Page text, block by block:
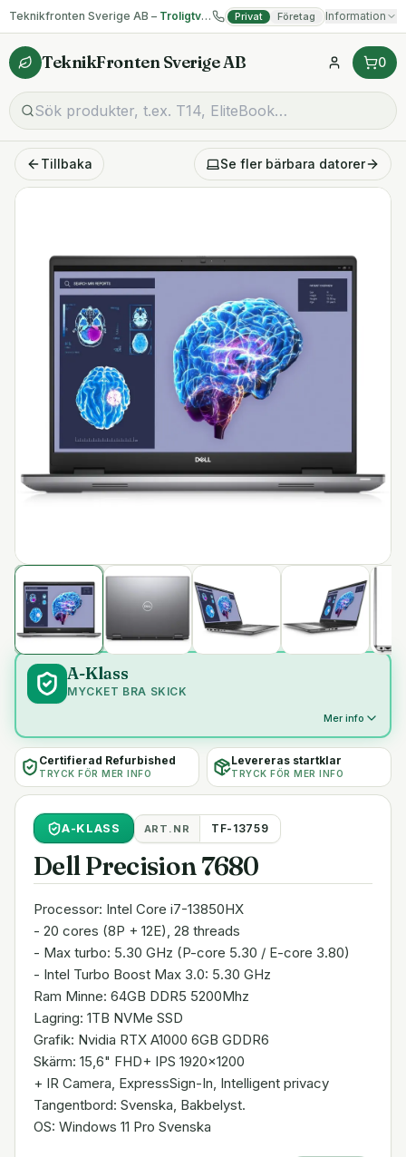
Teknikfronten Sverige AB – Troligtvis billigast på begagnad IT! Privat Företag Information
TeknikFronten Sverige AB 0
Tillbaka Se fler bärbara datorer
A-Klass
MYCKET BRA SKICK
Mer info
Certifierad Refurbished
TRYCK FÖR MER INFO
Levereras startklar
TRYCK FÖR MER INFO
A-KLASS ART.NR TF-13759
Dell Precision 7680
Processor: Intel Core i7-13850HX
- 20 cores (8P + 12E), 28 threads
- Max turbo: 5.30 GHz (P-core 5.30 / E-core 3.80)
- Intel Turbo Boost Max 3.0: 5.30 GHz
Ram Minne: 64GB DDR5 5200Mhz
Lagring: 1TB NVMe SSD
Grafik: Nvidia RTX A1000 6GB GDDR6
Skärm: 15,6" FHD+ IPS 1920x1200
+ IR Camera, ExpressSign-In, Intelligent privacy
Tangentbord: Svenska, Bakbelyst.
OS: Windows 11 Pro Svenska